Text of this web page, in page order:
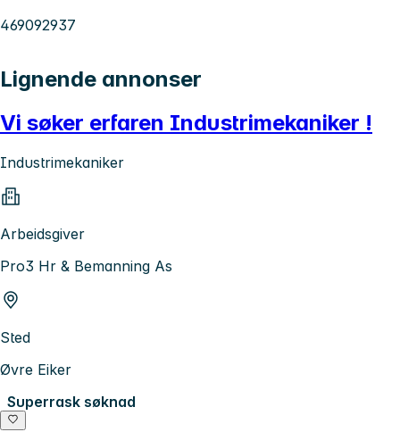
469092937
Lignende annonser
Vi søker erfaren Industrimekaniker !
Industrimekaniker
Arbeidsgiver
Pro3 Hr & Bemanning As
Sted
Øvre Eiker
Superrask søknad